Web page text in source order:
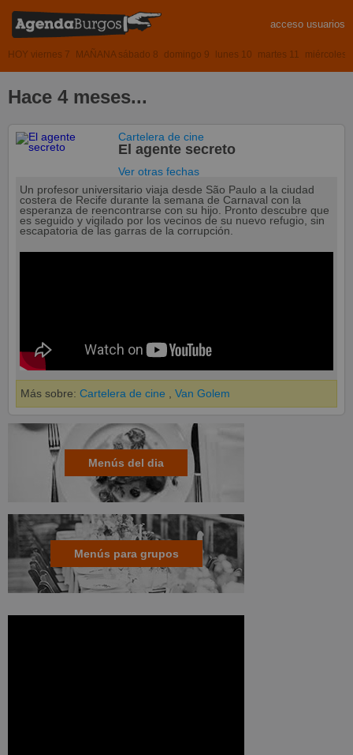
acceso usuarios
HOY viernes 7 MAÑANA sábado 8 domingo 9 lunes 10 martes 11 miércoles
Hace 4 meses...
Cartelera de cine
El agente secreto
Ver otras fechas
Un profesor universitario viaja desde São Paulo a la ciudad
costera de Recife durante la semana de Carnaval con la
esperanza de reencontrarse con su hijo. Pronto descubre que
es seguido y vigilado por los vecinos de su nuevo refugio, sin
escapatoria de las garras de la corrupción.
Más sobre: Cartelera de cine Van Golem
Menús del dia
Menús para grupos